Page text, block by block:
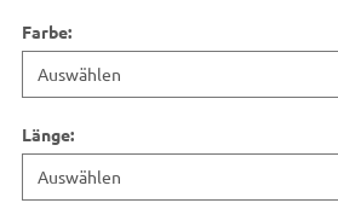
Farbe:
Länge: